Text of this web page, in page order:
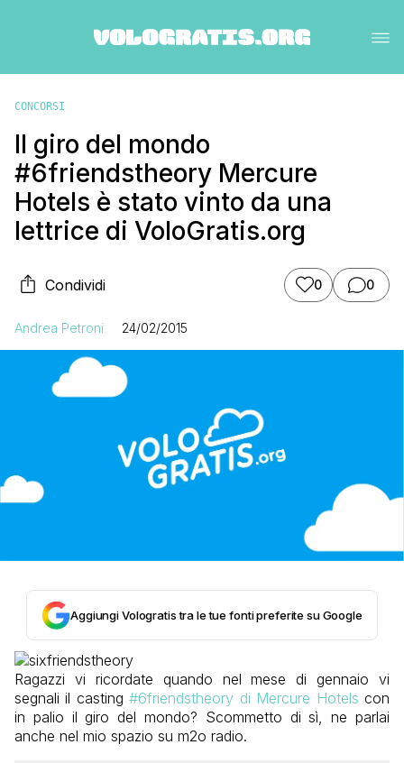
CONCORSI
Il giro del mondo
#6friendstheory Mercure
Hotels è stato vinto da una
lettrice di VoloGratis.org
Condividi 0 0
Andrea Petroni 24/02/2015
Aggiungi Vologratis tra le tue fonti preferite su Google
Ragazzi vi ricordate quando nel mese di gennaio vi
segnali il casting#6friendstheory di Mercure Hotels con
in palio il giro del mondo? Scommetto di sì, ne parlai
anche nel mio spazio su m2o radio.